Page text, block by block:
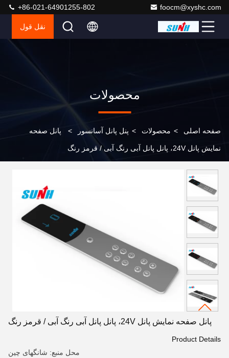
foocm@xyshc.com
+86-021-64901255-802
نقل قول
محصولات
صفحه اصلی > محصولات > پنل پانل آسانسور > پانل صفحه
نمایش پانل 24V، پانل پانل آبی رنگ آبی / قرمز رنگ
پانل صفحه نمایش پانل 24V، پانل پانل آبی رنگ آبی / قرمز رنگ
Product Details
محل منبع: شانگهای چین